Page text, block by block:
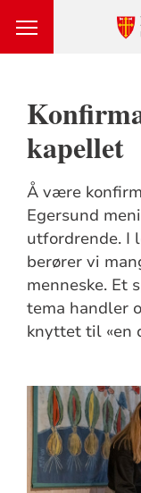
kapellet
Å være
Egersund
utfordrende. I
berører vi
menneske. Et
tema handler
knyttet til «en